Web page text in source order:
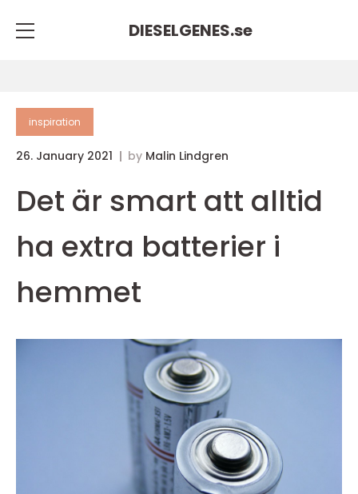
DIESELGENES.se
inspiration
26. January 2021 by Malin Lindgren
Det är smart att alltid
ha extra batterier i
hemmet